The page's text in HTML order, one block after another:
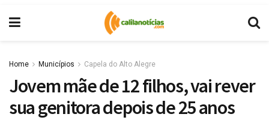
Home Municípios Capela do Alto Alegre
Jovem mãe de 12 filhos, vai rever
sua genitora depois de 25 anos